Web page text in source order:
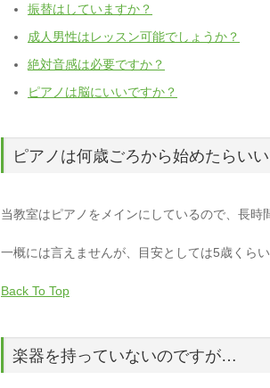
振替はしていますか？
成人男性はレッスン可能でしょうか？
絶対音感は必要ですか？
ピアノは脳にいいですか？
ピアノは何歳ごろから始めたらい
当教室はピアノをメインにしているので、長時
一概には言えませんが、目安としては5歳くら
Back To Top
楽器を持っていないのですが…